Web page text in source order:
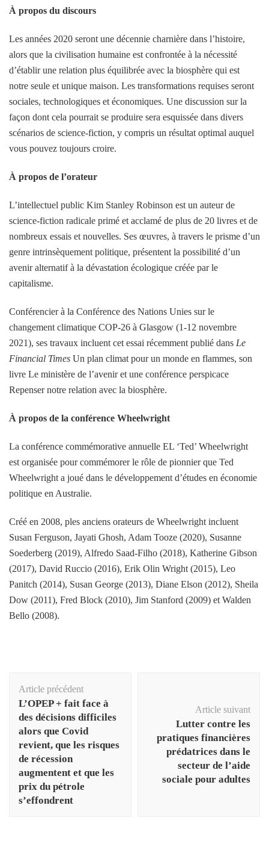
À propos du discours
Les années 2020 seront une décennie charnière dans l’histoire,
alors que la civilisation humaine est confrontée à la nécessité
d’établir une relation plus équilibrée avec la biosphère qui est
notre seule et unique maison. Les transformations requises seront
sociales, technologiques et économiques. Une discussion sur la
façon dont cela pourrait se produire sera esquissée dans divers
scénarios de science-fiction, y compris un résultat optimal auquel
vous pouvez toujours croire.
À propos de l’orateur
L’intellectuel public Kim Stanley Robinson est un auteur de
science-fiction radicale primé et acclamé de plus de 20 livres et de
nombreux essais et nouvelles. Ses œuvres, à travers le prisme d’un
genre intrinsèquement politique, présentent la possibilité d’un
avenir alternatif à la dévastation écologique créée par le
capitalisme.
Conférencier à la Conférence des Nations Unies sur le
changement climatique COP-26 à Glasgow (1-12 novembre
2021), ses travaux incluent cet essai récemment publié dans Le
Financial Times Un plan climat pour un monde en flammes, son
livre Le ministère de l’avenir et une conférence perspicace
Repenser notre relation avec la biosphère.
À propos de la conférence Wheelwright
La conférence commémorative annuelle EL ‘Ted’ Wheelwright
est organisée pour commémorer le rôle de pionnier que Ted
Wheelwright a joué dans le développement d’études en économie
politique en Australie.
Créé en 2008, ples anciens orateurs de Wheelwright incluent
Susan Ferguson, Jayati Ghosh, Adam Tooze (2020), Susanne
Soederberg (2019), Alfredo Saad-Filho (2018), Katherine Gibson
(2017), David Ruccio (2016), Erik Olin Wright (2015), Leo
Panitch (2014), Susan George (2013), Diane Elson (2012), Sheila
Dow (2011), Fred Block (2010), Jim Stanford (2009) et Walden
Bello (2008).
d'article
Article précédent
L’OPEP + fait face à
des décisions difficiles
alors que Covid
revient, que les risques
de récession
augmentent et que les
prix du pétrole
s’effondrent
Article suivant
Lutter contre les
pratiques financières
prédatrices dans le
secteur de l’aide
sociale pour adultes